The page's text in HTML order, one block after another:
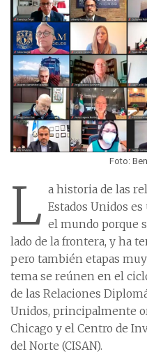
Foto:
L a historia de las
Estados Unidos
el mundo porque
lado de la frontera, y ha
pero también etapas
tema se reúnen en el
de las Relaciones
Unidos, principalmente
Chicago y el Centro de
del Norte (CISAN).